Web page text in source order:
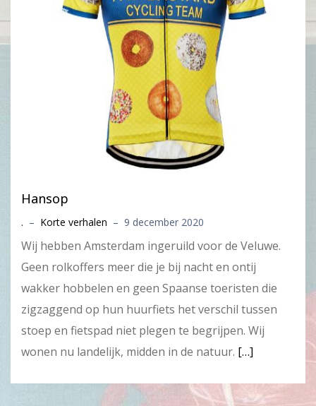
Hansop
. – Korte verhalen – 9 december 2020
Wij hebben Amsterdam ingeruild voor de Veluwe.
Geen rolkoffers meer die je bij nacht en ontij
wakker hobbelen en geen Spaanse toeristen die
zigzaggend op hun huurfiets het verschil tussen
stoep en fietspad niet plegen te begrijpen. Wij
wonen nu landelijk, midden in de natuur. […]